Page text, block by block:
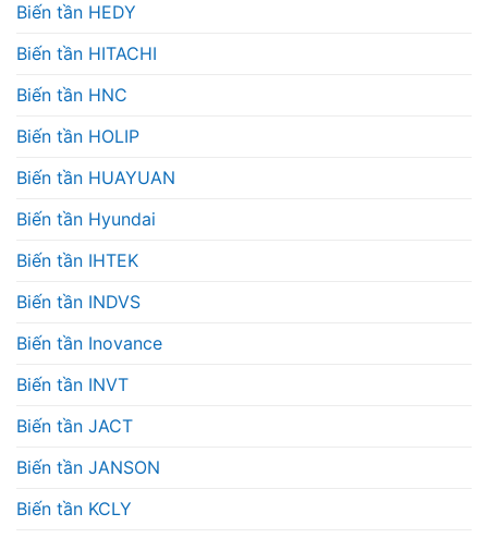
Biến tần HEDY
Biến tần HITACHI
Biến tần HNC
Biến tần HOLIP
Biến tần HUAYUAN
Biến tần Hyundai
Biến tần IHTEK
Biến tần INDVS
Biến tần Inovance
Biến tần INVT
Biến tần JACT
Biến tần JANSON
Biến tần KCLY